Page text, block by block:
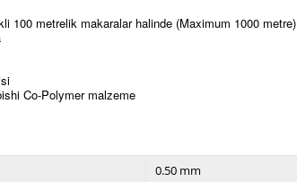
100 metrelik makaralar halinde (Maximum 1000 metre)
Co-Polymer malzeme
0.50 mm